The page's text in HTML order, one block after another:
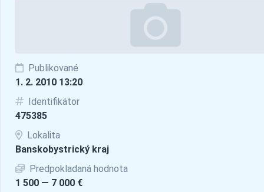
Publikované
1. 2. 2010 13:20
Identifikátor
475385
Lokalita
Banskobystrický kraj
Predpokladaná hodnota
1 500 — 7 000 €